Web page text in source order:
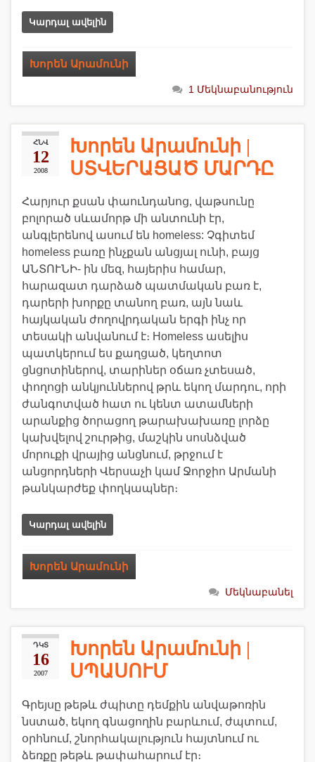
Կարդալ ավելին
Խորեն Արամունի
1 Մեկնաբանություն
ՀՆՎ
12
2008
Խորեն Արամունի |
ՍՏՎԵՐԱՑԱԾ ՄԱՐԴԸ
Հարյուր քսան փաունդանոց, վաթսունը
բոլորած սևամորթ մի անտունի էր,
անգլերենով ասում են homeless: Չգիտեմ
homeless բառը ինչքան անցյալ ունի, բայց
ԱՆՏՈՒՆԻ- ին մեզ, հայերիս համար,
հարազատ դարձած պատմական բառ է,
դարերի խորքը տանող բառ, այն նաև
հայկական ժողովրդական երգի ինչ որ
տեսակի անվանում է։ Homeless ասելիս
պատկերում ես քաղցած, կեղտոտ
ցնցոտիներով, տարիներ օճառ չտեսած,
փողոցի անկյուններով թրև եկող մարդու, որի
ժանգոտված հատ ու կենտ ատամների
արանքից ծորացող թարախախառը լորձը
կախվելով շուրթից, մաշկին սոսնձված
մորուքի վրայից անցնում, թրջում է
անցորդների Վերսաչի կամ Ջորջիո Արմանի
թանկարժեք փողկապներ։
Կարդալ ավելին
Խորեն Արամունի
Մեկնաբանել
ԴԿՏ
16
2007
Խորեն Արամունի |
ՍՊԱՍՈՒՄ
Գրեյսը թեթև ժպիտը դեմքին անվաթոռին
նստած, եկող գնացողին բարևում, ժպտում,
օրհնում, շնորհակալություն հայտնում ու
ձեռքը թեթև թափահարում էր։